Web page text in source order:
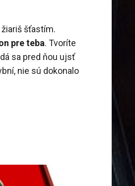
žiariš šťastím.
pre teba. Tvoríte
sa pred ňou ujsť
nie sú dokonalo